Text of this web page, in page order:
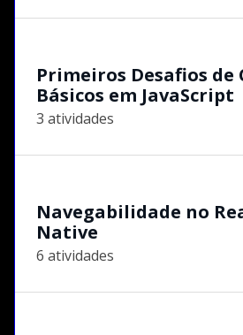
Primeiros Desafios de
Básicos em JavaScript
3 atividades
Navegabilidade no
Native
6 atividades